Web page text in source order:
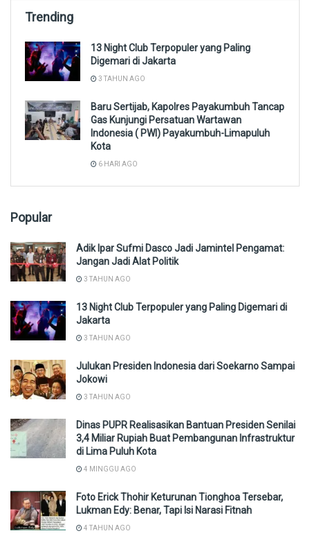
Trending
13 Night Club Terpopuler yang Paling
Digemari di Jakarta
3 TAHUN AGO
Baru Sertijab, Kapolres Payakumbuh Tancap
Gas Kunjungi Persatuan Wartawan
Indonesia ( PWI) Payakumbuh-Limapuluh
Kota
6 HARI AGO
Popular
Adik Ipar Sufmi Dasco Jadi Jamintel Pengamat:
Jangan Jadi Alat Politik
3 TAHUN AGO
13 Night Club Terpopuler yang Paling Digemari di
Jakarta
3 TAHUN AGO
Julukan Presiden Indonesia dari Soekarno Sampai
Jokowi
3 TAHUN AGO
Dinas PUPR Realisasikan Bantuan Presiden Senilai
3,4 Miliar Rupiah Buat Pembangunan Infrastruktur
di Lima Puluh Kota
4 MINGGU AGO
Foto Erick Thohir Keturunan Tionghoa Tersebar,
Lukman Edy: Benar, Tapi Isi Narasi Fitnah
4 TAHUN AGO